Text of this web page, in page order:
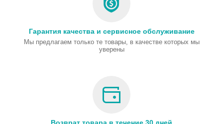
Гарантия качества и сервисное обслуживание
Мы предлагаем только те товары, в качестве которых мы
уверены